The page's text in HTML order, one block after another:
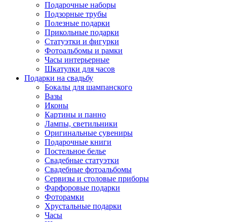
Подарочные наборы
Подзорные трубы
Полезные подарки
Прикольные подарки
Статуэтки и фигурки
Фотоальбомы и рамки
Часы интерьерные
Шкатулки для часов
Подарки на свадьбу
Бокалы для шампанского
Вазы
Иконы
Картины и панно
Лампы, светильники
Оригинальные сувениры
Подарочные книги
Постельное белье
Свадебные статуэтки
Свадебные фотоальбомы
Сервизы и столовые приборы
Фарфоровые подарки
Фоторамки
Хрустальные подарки
Часы